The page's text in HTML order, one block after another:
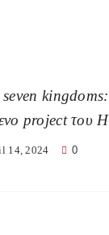
project του
14, 2024 0